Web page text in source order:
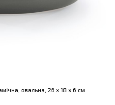
овальна, 26 х 18 х 6 см